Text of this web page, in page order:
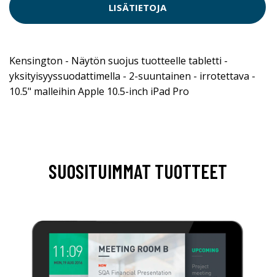
LISÄTIETOJA
Kensington - Näytön suojus tuotteelle tabletti -
yksityisyyssuodattimella - 2-suuntainen - irrotettava -
10.5" malleihin Apple 10.5-inch iPad Pro
SUOSITUIMMAT TUOTTEET